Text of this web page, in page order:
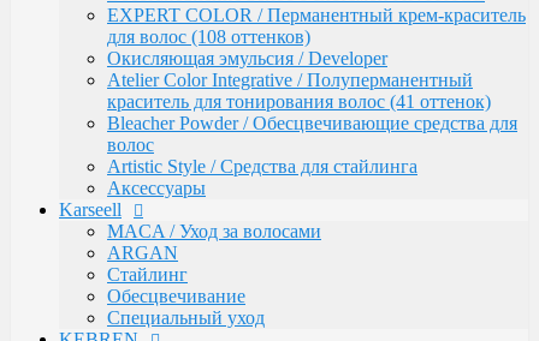
Стайлинг
Обесцвечивание
Специальный уход
KEBREN
Окрашивание и уход
COLORTEC / Красители
COLORTEC PERMANENT /
Перманентная крем-краска
COLORTEC DEMI-PERMANENT /
COLORTEC SUPER-LIGHTENING /
Перманентная суперосветляющая
COLORTEC / Крем-окислитель
BLOND FOUNDATION / Обесцвечивающий
порошок
EXPERT COLOR / Перманентный крем-краситель
для волос (108 оттенков)
Окисляющая эмульсия / Developer
Atelier Color Integrative / Полуперманентный
краситель для тонирования волос (41 оттенок)
Bleacher Powder / Обесцвечивающие средства для
волос
Artistic Style / Средства для стайлинга
Аксессуары
Karseell
MACA / Уход за волосами
ARGAN
Стайлинг
Обесцвечивание
Специальный уход